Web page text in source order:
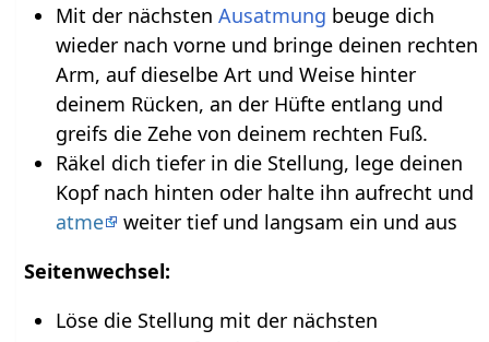
Mit der nächsten Ausatmung beuge dich
wieder nach vorne und bringe deinen rechten
Arm, auf dieselbe Art und Weise hinter
deinem Rücken, an der Hüfte entlang und
greifs die Zehe von deinem rechten Fuß.
Räkel dich tiefer in die Stellung, lege deinen
Kopf nach hinten oder halte ihn aufrecht und
atme
weiter tief und langsam ein und aus
Seitenwechsel:
Löse die Stellung mit der nächsten